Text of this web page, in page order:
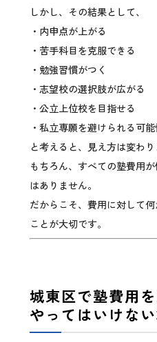
しかし、その結果として、
・内申点が上がる
・苦手科目を克服できる
・勉強習慣がつく
・志望校の選択肢が広がる
・公立上位校を目指せる
・私立専願を避けられる可
と考えると、見え方は変わり
もちろん、すべての塾費用
はありません。
だからこそ、費用に対して
ことが大切です。
城東区で塾費用
やってはいけな